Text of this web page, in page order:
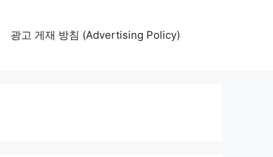
광고 게재 방침 (Advertising Policy)